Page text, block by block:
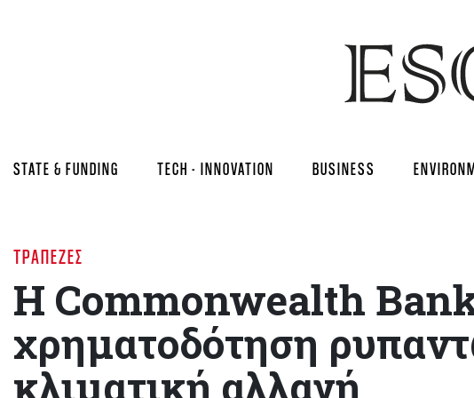
STATE & FUNDING TECH - INNOVATION BUSINESS
ΤΡΆΠΕΖΕΣ
Η Commonwealth
χρηματοδότηση
κλιματική αλλαγή